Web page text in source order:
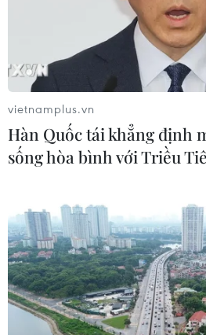
TIN CÙNG CHUYÊN MỤC
Công Phượng gặp thử thách
trong ngày tái xuất V-League
06/08/2026 11:49
vietnamplus.vn
Hàn Quốc tái khẳng định
sống hòa bình với Triều